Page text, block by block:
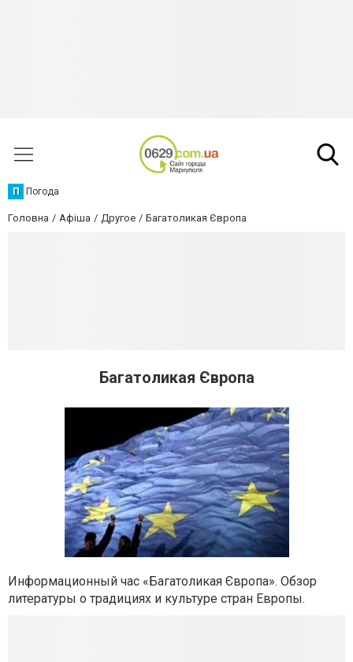
П Погода
Головна Афіша Другое Багатоликая Європа
Багатоликая Європа
Информационный час «Багатоликая Європа». Обзор
литературы о традициях и культуре стран Европы.